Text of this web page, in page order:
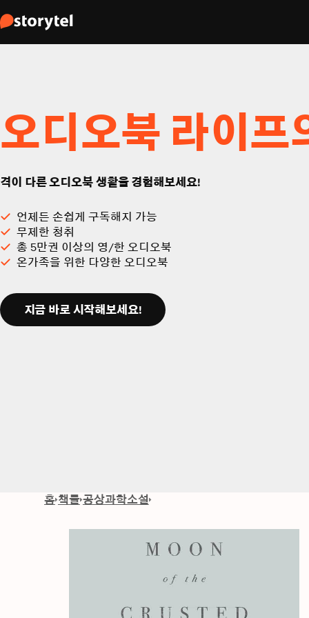
오디오북 라이프
격이 다른 오디오북 생활을 경험해보세요!
언제든 손쉽게 구독해지 가능
무제한 청취
총 5만권 이상의 영/한 오디오북
온가족을 위한 다양한 오디오북
지금 바로 시작해보세요!
홈 책들 공상과학소설